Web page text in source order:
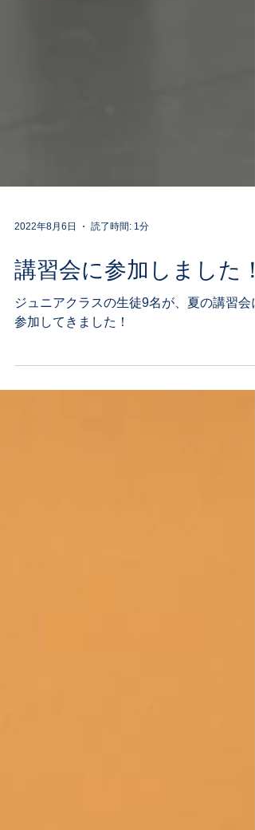
講習会に参加しました！
ジュニアクラスの生徒9名が、夏の講習会